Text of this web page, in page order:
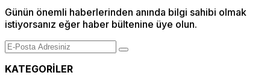
Günün önemli haberlerinden anında bilgi sahibi olmak
istiyorsanız eğer haber bültenine üye olun.
KATEGORİLER